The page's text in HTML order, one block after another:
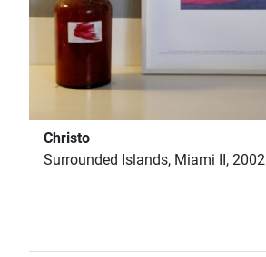
Christo
Surrounded Islands, Miami II, 2002